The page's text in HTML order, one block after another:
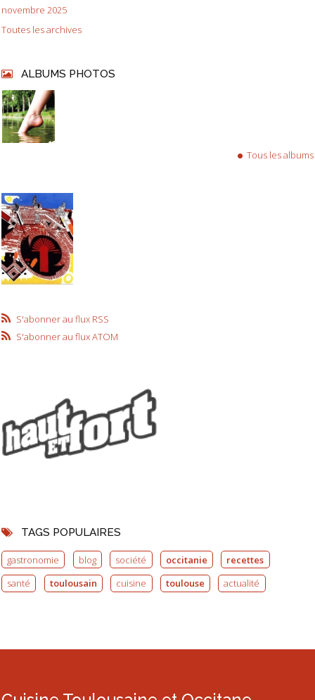
novembre 2025
Toutes les archives
ALBUMS PHOTOS
Tous les albums
S'abonner au flux RSS
S'abonner au flux ATOM
TAGS POPULAIRES
gastronomie blog société occitanie
recettes
santé
toulousain cuisine toulouse actualité